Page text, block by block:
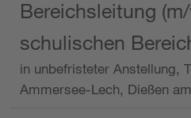
Bereichsleitung
schulischen
in unbefristeter Anstellung,
Ammersee-Lech, Dießen